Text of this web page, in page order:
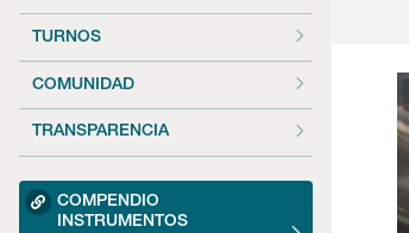
TURNOS
COMUNIDAD
TRANSPARENCIA
COMPENDIO
INSTRUMENTOS